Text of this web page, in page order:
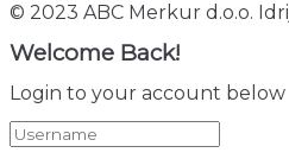
© 2023 ABC Merkur d.o.o.
Welcome Back!
Login to your account below